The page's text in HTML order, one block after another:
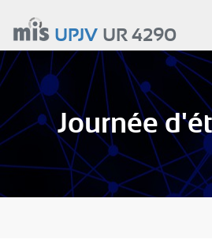
contenu
principal
UPJVUR 4290
Journée